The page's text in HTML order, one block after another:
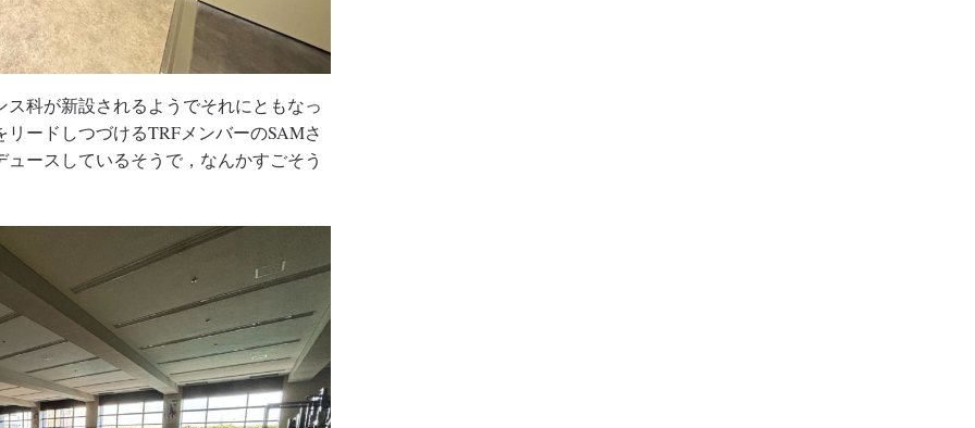
科が新設されるようでそれにともなっ
ードしつづけるTRFメンバーのSAMさ
ースしているそうで，なんかすごそう